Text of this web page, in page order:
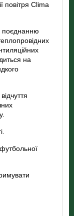
повітря Clima
поєднанню
на